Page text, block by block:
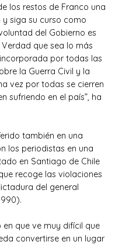
los restos de Franco una
siga su curso como
del Gobierno es
que sea lo más
por todas las
la Guerra Civil y la
vez por todas se cierren
sufriendo en el país”, ha
también en una
los periodistas en una
en Santiago de Chile
recoge las violaciones
del general
en que ve muy difícil que
convertirse en un lugar